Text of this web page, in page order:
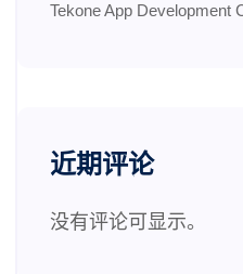
Tekone App Development
近期评论
没有评论可显示。